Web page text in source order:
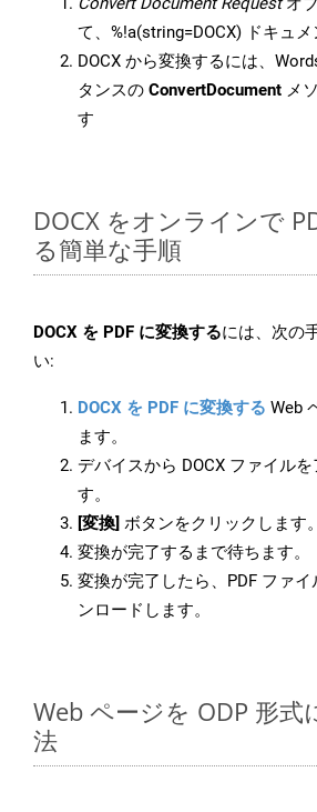
て、%!a(string=DOCX) ドキュ
DOCX から変換するには、
タンスの ConvertDocument メ
す
DOCX をオンラインで
る簡単な手順
DOCX を PDF に変換するには、次の
い:
DOCX を PDF に変換する Web
ます。
デバイスから DOCX ファイル
す。
[変換] ボタンをクリックします。
変換が完了するまで待ちます。
変換が完了したら、PDF ファ
ンロードします。
Web ページを ODP 形式
法